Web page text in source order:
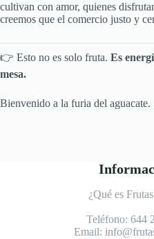
cultivan con amor, quienes
creemos que el comercio justo y
👉 Esto no es solo fruta. Es
mesa.
Bienvenido a la furia del aguacate.
¿Qué es
Teléfono:644
Email: